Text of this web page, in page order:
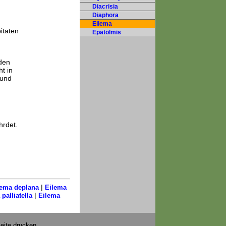
in
deplana| Eilema
palliatella| Eilema
Diacrisia
Diaphora
Eilema
Epatolmis